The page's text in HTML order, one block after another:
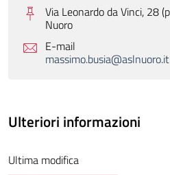
Via Leonardo da Vinci, 28
Nuoro
E-mail
massimo.busia@aslnuoro.it
Ulteriori informazioni
Ultima modifica